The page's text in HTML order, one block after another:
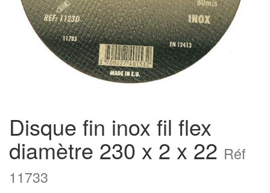
Disque fin inox fil flex
diamètre 230 x 2 x 22 Réf
11733